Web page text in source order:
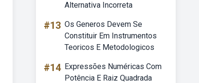
Alternativa Incorreta
#13 Os Generos Devem Se
Constituir Em Instrumentos
Teoricos E Metodologicos
#14 Expressões Numéricas Com
Potência E Raiz Quadrada